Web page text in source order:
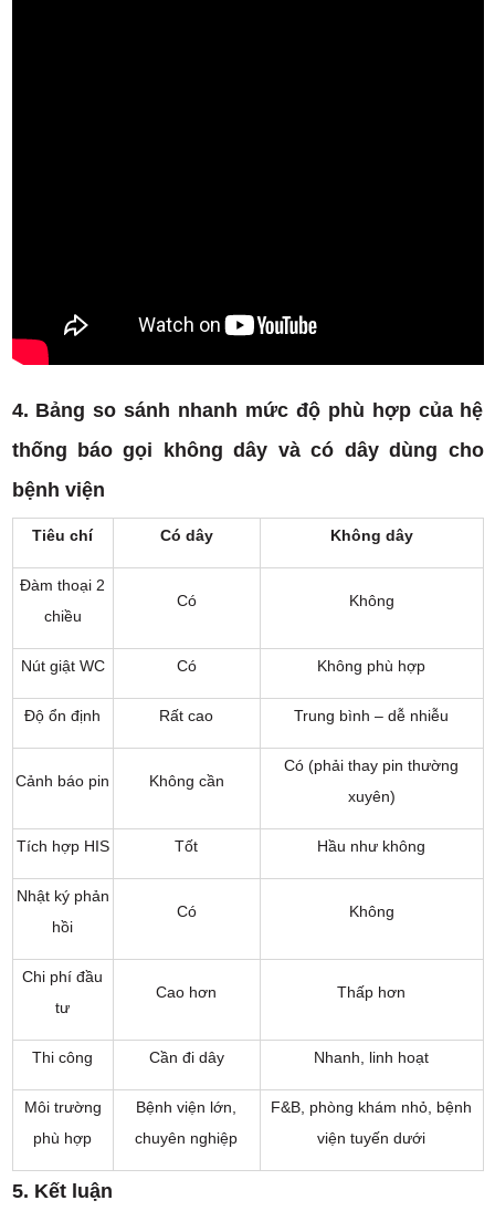
4. Bảng so sánh nhanh mức độ phù hợp của hệ
thống báo gọi không dây và có dây dùng cho
bệnh viện
Tiêu chí Có dây Không dây
Đàm thoại 2
chiều
Có Không
Nút giật WC Có Không phù hợp
Độ ổn định Rất cao Trung bình – dễ nhiễu
Cảnh báo pin Không cần
Có (phải thay pin thường
xuyên)
Tích hợp HIS Tốt Hầu như không
Nhật ký phản
hồi
Có Không
Chi phí đầu
tư
Cao hơn Thấp hơn
Thi công Cần đi dây Nhanh, linh hoạt
Môi trường
phù hợp
Bệnh viện lớn,
chuyên nghiệp
F&B, phòng khám nhỏ, bệnh
viện tuyến dưới
5. Kết luận